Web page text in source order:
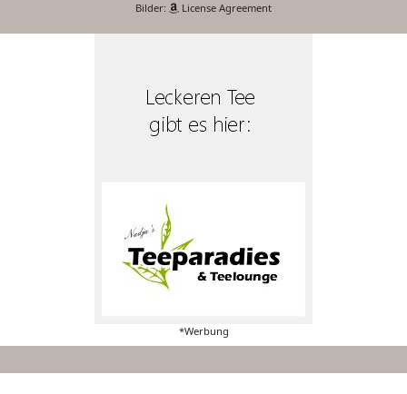
Bilder: License Agreement
*Werbung